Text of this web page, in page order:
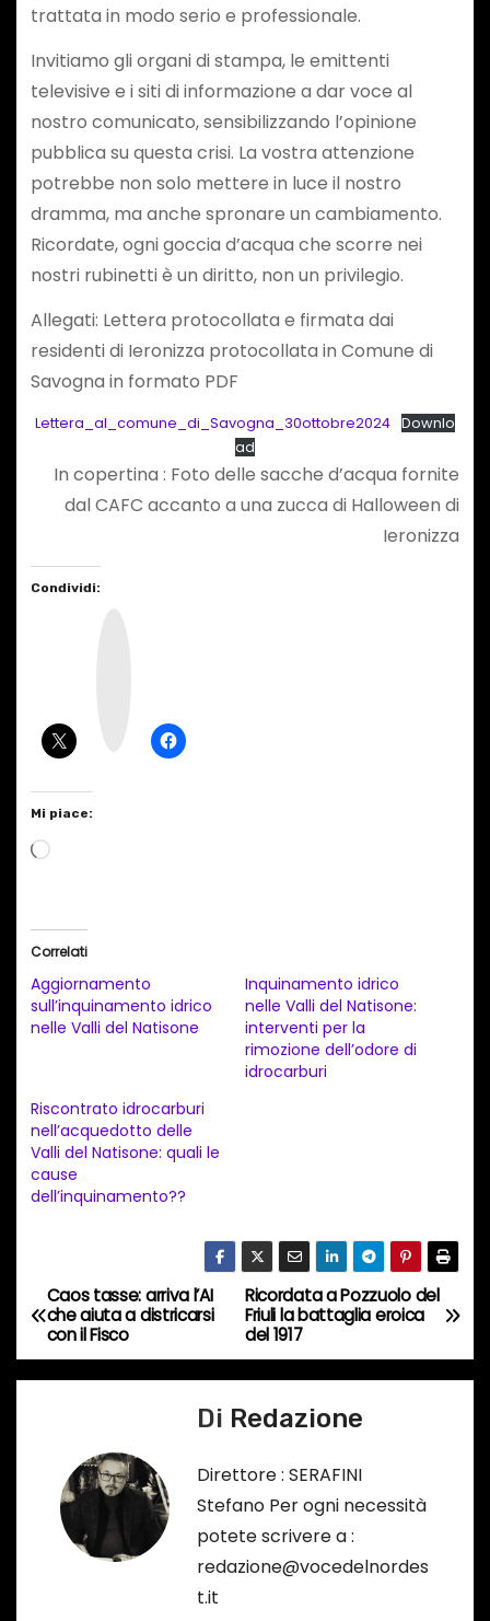
trattata in modo serio e professionale.
Invitiamo gli organi di stampa, le emittenti
televisive e i siti di informazione a dar voce al
nostro comunicato, sensibilizzando l’opinione
pubblica su questa crisi. La vostra attenzione
potrebbe non solo mettere in luce il nostro
dramma, ma anche spronare un cambiamento.
Ricordate, ogni goccia d’acqua che scorre nei
nostri rubinetti è un diritto, non un privilegio.
Allegati: Lettera protocollata e firmata dai
residenti di Ieronizza protocollata in Comune di
Savogna in formato PDF
Lettera_al_comune_di_Savogna_30ottobre2024 Downlo
ad
In copertina : Foto delle sacche d’acqua fornite
dal CAFC accanto a una zucca di Halloween di
Ieronizza
Condividi:
Mi piace:
C
a
m
t
o
i
r
s
Correlati
Aggiornamento
sull’inquinamento idrico
nelle Valli del Natisone
Inquinamento idrico
nelle Valli del Natisone:
interventi per la
rimozione dell’odore di
idrocarburi
Riscontrato idrocarburi
nell’acquedotto delle
Valli del Natisone: quali le
cause
dell’inquinamento??
N
a
Ricordata a Pozzuolo del
Friuli la battaglia eroica
del 1917
Caos tasse: arriva l’AI
che aiuta a districarsi
con il Fisco
Di Redazione
Direttore : SERAFINI
Stefano Per ogni necessità
potete scrivere a :
redazione@vocedelnordes
t.it